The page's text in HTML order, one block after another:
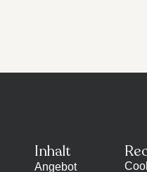
Inhalt
Angebot